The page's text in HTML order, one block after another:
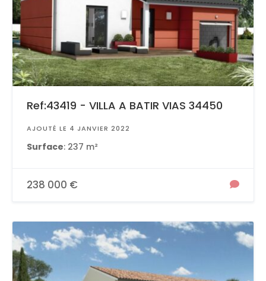
Ref:43419 - VILLA A BATIR VIAS 34450
AJOUTÉ LE 4 JANVIER 2022
Surface: 237 m²
238 000 €